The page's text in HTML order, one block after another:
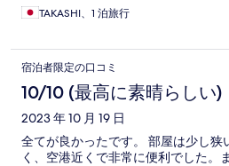
TAKASHI、1 泊旅行
宿泊者限定の口コミ
10/10 (最高に素晴らしい)
2023 年 10 月 19 日
全てが良かったです。 部屋は少し狭
く、空港近くで非常に便利でした。